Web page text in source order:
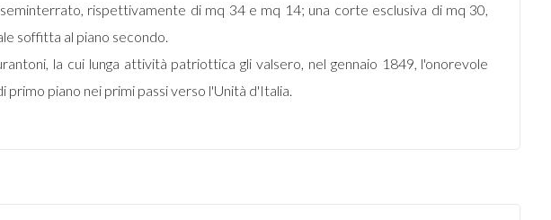
rispettivamente di mq 34 e mq 14; una corte esclusiva di mq 30,
soffitta al piano secondo.
la cui lunga attività patriottica gli valsero, nel gennaio 1849, l'onorevole
piano nei primi passi verso l'Unità d'Italia.